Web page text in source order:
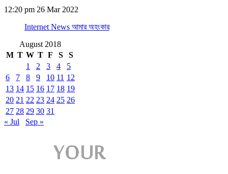
12:20 pm 26 Mar 2022
Internet News আমার অহংকার
August 2018
M T W T F S
S
1
2 3 4
5
6
7 8 9 10 11 12
13 14 15 16 17 18 19
20 21 22 23 24 25 26
27 28 29 30 31
« Jul
Sep »